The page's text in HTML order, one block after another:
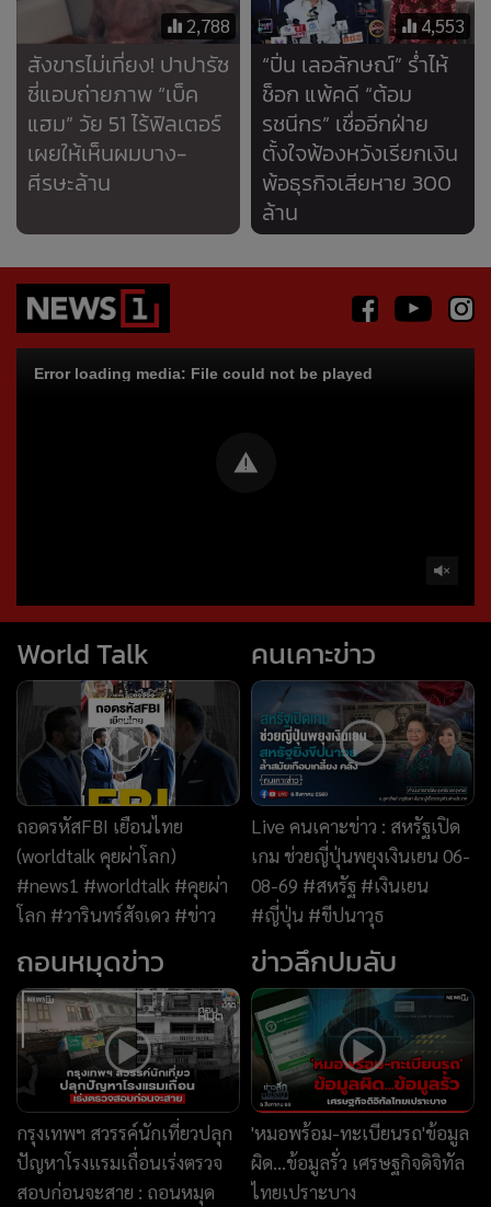
2,788
สังขารไม่เที่ยง! ปาปารัซ
ซี่แอบถ่ายภาพ “เบ็ค
แฮม” วัย 51 ไร้ฟิลเตอร์
เผยให้เห็นผมบาง-
ศีรษะล้าน
4,553
“ปิ่น เลอลักษณ์” ร่ำไห้
ช็อก แพ้คดี “ต้อม
รชนีกร” เชื่ออีกฝ่าย
ตั้งใจฟ้องหวังเรียกเงิน
พ้อธุรกิจเสียหาย 300
ล้าน
Error loading media: File could not be played
World Talk
ถอดรหัสFBI เยือนไทย
(worldtalk คุยผ่าโลก)
#news1 #worldtalk #คุยผ่า
โลก #วารินทร์สัจเดว #ข่าว
คนเคาะข่าว
Live คนเคาะข่าว : สหรัฐเปิด
เกม ช่วยญี่ปุ่นพยุงเงินเยน 06-
08-69 #สหรัฐ #เงินเยน
#ญี่ปุ่น #ขีปนาวุธ
ถอนหมุดข่าว
กรุงเทพฯ สวรรค์นักเที่ยวปลุก
ปัญหาโรงแรมเถื่อนเร่งตรวจ
สอบก่อนจะสาย : ถอนหมุด
ข่าวลึกปมลับ
'หมอพร้อม-ทะเบียนรถ'ข้อมูล
ผิด...ข้อมูลรั่ว เศรษฐกิจดิจิทัล
ไทยเปราะบาง